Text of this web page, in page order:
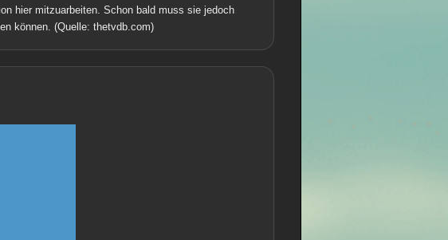
hier mitzuarbeiten. Schon bald muss sie jedoch
können. (Quelle: thetvdb.com)